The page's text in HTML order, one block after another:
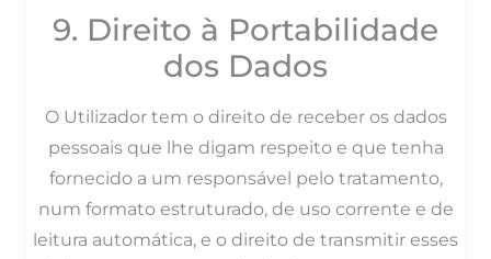
9. Direito à Portabilidade
dos Dados
O Utilizador tem o direito de receber os dados
pessoais que lhe digam respeito e que tenha
fornecido a um responsável pelo tratamento,
num formato estruturado, de uso corrente e de
leitura automática, e o direito de transmitir esses